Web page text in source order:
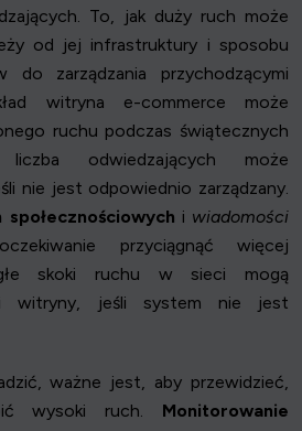
To, jak duży ruch może
od jej infrastruktury i sposobu
do zarządzania przychodzącymi
witryna e-commerce może
ruchu podczas świątecznych
liczba odwiedzających może
nie jest odpowiednio zarządzany.
i wiadomości
przyciągnąć więcej
skoki ruchu w sieci mogą
witryny, jeśli system nie jest
ważne jest, aby przewidzieć,
wysoki ruch. Monitorowanie